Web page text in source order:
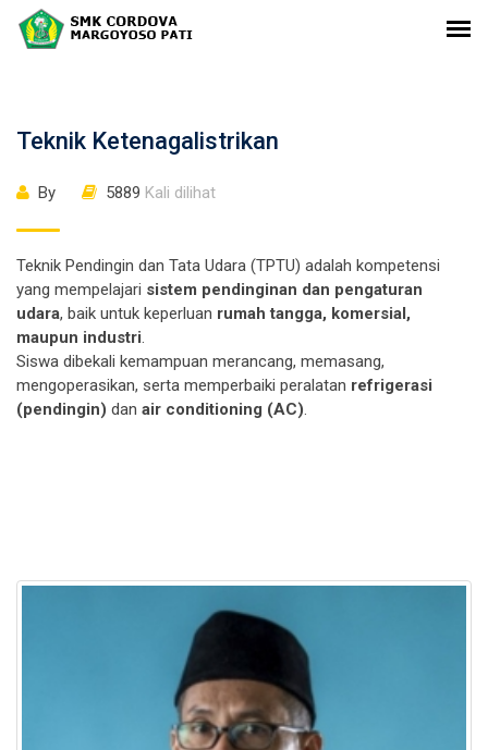
Teknik Ketenagalistrikan
By 5889 Kali dilihat
Teknik Pendingin dan Tata Udara (TPTU) adalah kompetensi
yang mempelajari sistem pendinginan dan pengaturan
udara, baik untuk keperluan rumah tangga, komersial,
maupun industri.
Siswa dibekali kemampuan merancang, memasang,
mengoperasikan, serta memperbaiki peralatan refrigerasi
(pendingin) dan air conditioning (AC).